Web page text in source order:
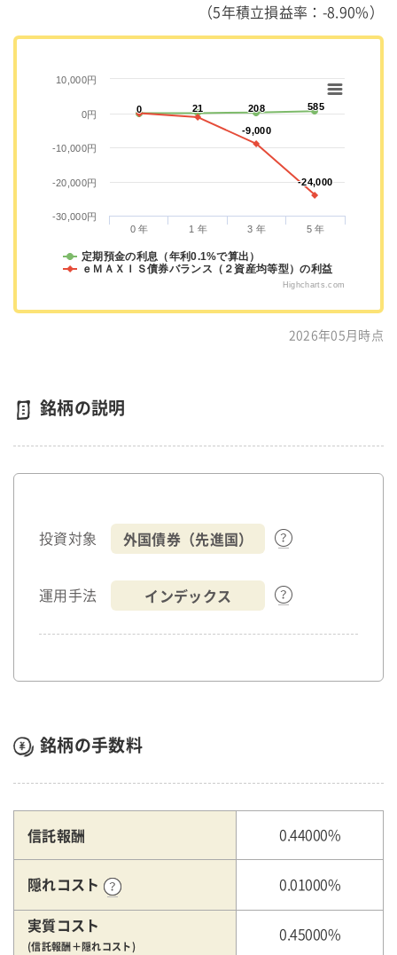
（5年積立損益率：-8.90%）
0
0 21
21 208
208 585
585
-9,000
-9,000
-24,000
-24,000
定期預金の利息（年利0.1%で算出）
ｅＭＡＸＩＳ債券バランス（２資産均等型）の利益
0 年 1 年 3 年 5 年
-30,000円
-20,000円
-10,000円
0円
10,000円
Highcharts.com
2026年05月時点
銘柄の説明
投資対象 外国債券（先進国）
運用手法 インデックス
銘柄の手数料
信託報酬 0.44000%
隠れコスト 0.01000%
実質コスト
(信託報酬＋隠れコスト)
0.45000%